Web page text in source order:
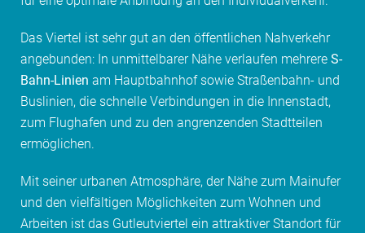
Das Viertel ist sehr gut an den öffentlichen Nahverkehr
angebunden: In unmittelbarer Nähe verlaufen mehrere S-
Bahn-Linien am Hauptbahnhof sowie Straßenbahn- und
Buslinien, die schnelle Verbindungen in die Innenstadt,
zum Flughafen und zu den angrenzenden Stadtteilen
ermöglichen.
Mit seiner urbanen Atmosphäre, der Nähe zum Mainufer
und den vielfältigen Möglichkeiten zum Wohnen und
Arbeiten ist das Gutleutviertel ein attraktiver Standort für